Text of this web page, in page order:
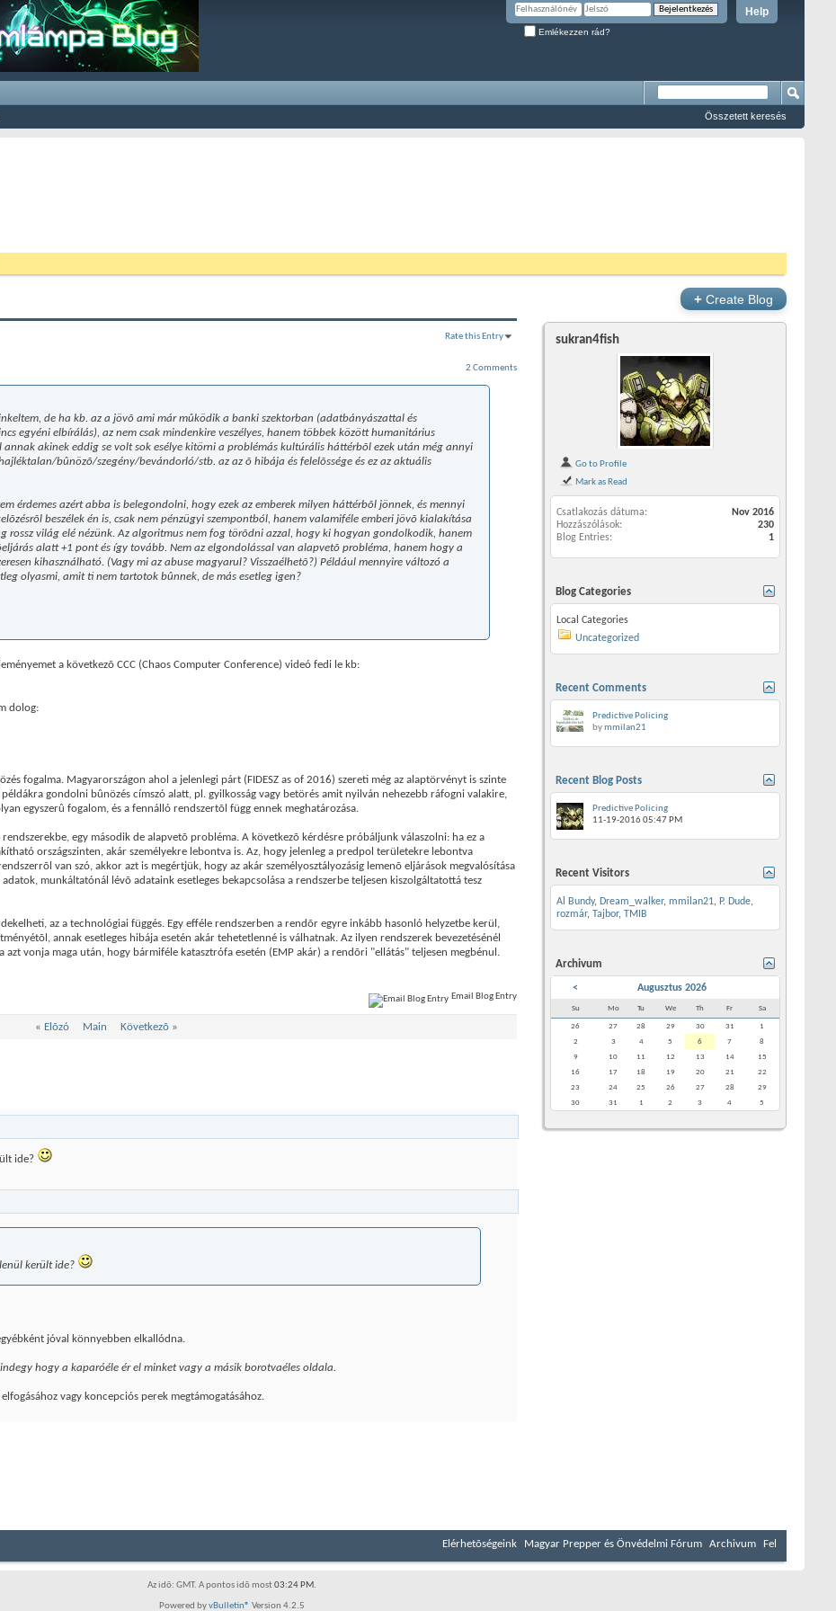
Help
Emlékezzen rád?
Összetett keresés
Rate this Entry
2 Comments
de ha kb. az a jövõ ami már mûködik a banki szektorban (adatbányászattal és
egyéni elbírálás), az nem csak mindenkire veszélyes, hanem többek között humanitárius
annak akinek eddig se volt sok esélye kitörni a problémás kultúrális háttérbõl ezek után még annyi
bûnözõ/szegény/bevándorló/stb. az az õ hibája és felelõssége és ez az aktuális
érdemes azért abba is belegondolni, hogy ezek az emberek milyen háttérbõl jönnek, és mennyi
beszélek én is, csak nem pénzügyi szempontból, hanem valamiféle emberi jövõ kialakítása
rossz világ elé nézünk. Az algoritmus nem fog törõdni azzal, hogy ki hogyan gondolkodik, hanem
alatt +1 pont és így tovább. Nem az elgondolással van alapvetõ probléma, hanem hogy a
kihasználható. (Vagy mi az abuse magyarul? Visszaélhetõ?) Például mennyire változó a
olyasmi, amit ti nem tartotok bûnnek, de más esetleg igen?
a következõ CCC (Chaos Computer Conference) videó fedi le kb:
dolog:
fogalma. Magyarországon ahol a jelenlegi párt (FIDESZ as of 2016) szereti még az alaptörvényt is szinte
gondolni bûnözés címszó alatt, pl. gyilkosság vagy betörés amit nyilván nehezebb ráfogni valakire,
egyszerû fogalom, és a fennálló rendszertõl függ ennek meghatározása.
egy második de alapvetõ probléma. A következõ kérdésre próbáljunk válaszolni: ha ez a
országszinten, akár személyekre lebontva is. Az, hogy jelenleg a predpol területekre lebontva
van szó, akkor azt is megértjük, hogy az akár személyosztályozásig lemenõ eljárások megvalósítása
munkáltatónál lévõ adataink esetleges bekapcsolása a rendszerbe teljesen kiszolgáltatottá tesz
az a technológiai függés. Egy efféle rendszerben a rendõr egyre inkább hasonló helyzetbe kerül,
annak esetleges hibája esetén akár tehetetlenné is válhatnak. Az ilyen rendszerek bevezetésénél
azt vonja maga után, hogy bármiféle katasztrófa esetén (EMP akár) a rendõri "ellátás" teljesen megbénul.
Email Blog Entry
« Elõzó Main Következõ»
ide?
került ide?
jóval könnyebben elkallódna.
hogy a kaparóéle ér el minket vagy a másik borotvaéles oldala.
vagy koncepciós perek megtámogatásához.
+ Create Blog
sukran4fish
Go to Profile
Mark as Read
Csatlakozás dátuma
Nov 2016
Hozzászólások
230
Blog Entries
1
Blog Categories
Local Categories
Uncategorized
Recent Comments
Predictive Policing
bymmilan21
Recent Blog Posts
Predictive Policing
11-19-201605:47 PM
Recent Visitors
Al Bundy, Dream_walker, mmilan21, P. Dude,
rozmár, Tajbor, TMIB
Archivum
< Augusztus 2026
Su Mo Tu We Th Fr Sa
26 27 28 29 30 31
1
2
3 4 5 6 7
8
9
10 11 12 13 14
15
16
17 18 19 20 21
22
23
24 25 26 27 28
29
30
31 1 2 3 4 5
Elérhetõségeink Magyar Prepper és Önvédelmi Fórum Archivum Fel
Az idõ: GMT. A pontos idõ most03:24 PM.
Powered byvBulletin® Version 4.2.5